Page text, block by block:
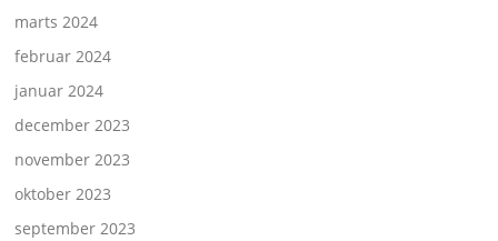
marts 2024
februar 2024
januar 2024
december 2023
november 2023
oktober 2023
september 2023